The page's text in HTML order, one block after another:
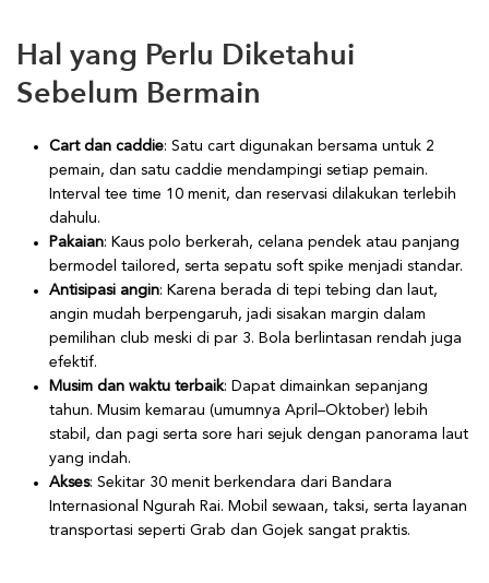
Hal yang Perlu Diketahui
Sebelum Bermain
Cart dan caddie: Satu cart digunakan bersama untuk 2
pemain, dan satu caddie mendampingi setiap pemain.
Interval tee time 10 menit, dan reservasi dilakukan terlebih
dahulu.
Pakaian: Kaus polo berkerah, celana pendek atau panjang
bermodel tailored, serta sepatu soft spike menjadi standar.
Antisipasi angin: Karena berada di tepi tebing dan laut,
angin mudah berpengaruh, jadi sisakan margin dalam
pemilihan club meski di par 3. Bola berlintasan rendah juga
efektif.
Musim dan waktu terbaik: Dapat dimainkan sepanjang
tahun. Musim kemarau (umumnya April–Oktober) lebih
stabil, dan pagi serta sore hari sejuk dengan panorama laut
yang indah.
Akses: Sekitar 30 menit berkendara dari Bandara
Internasional Ngurah Rai. Mobil sewaan, taksi, serta layanan
transportasi seperti Grab dan Gojek sangat praktis.